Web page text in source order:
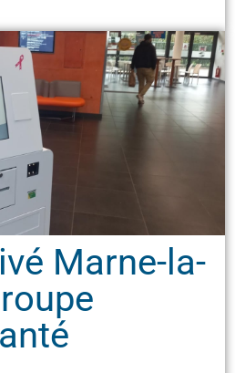
Marne-la-